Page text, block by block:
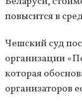
повысится в
Чешский суд
организации
которая
организаторов